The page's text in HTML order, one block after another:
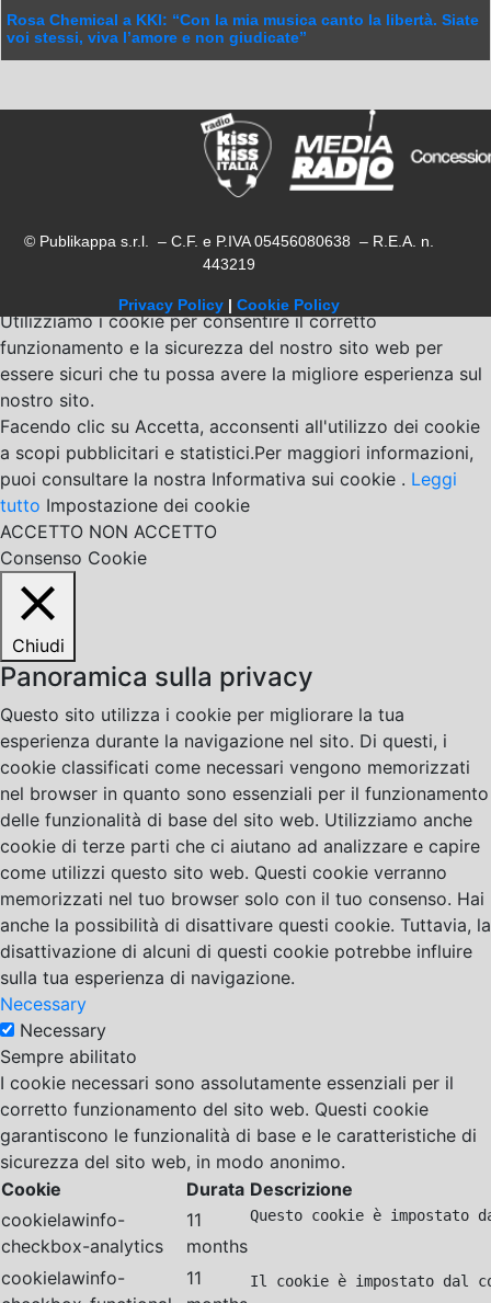
Rosa Chemical a KKI: “Con la mia musica canto la libertà. Siate
voi stessi, viva l’amore e non giudicate”
© Publikappa s.r.l. – C.F. e P.IVA 05456080638 – R.E.A. n.
443219
Privacy Policy | Cookie Policy
Utilizziamo i cookie per consentire il corretto
funzionamento e la sicurezza del nostro sito web per
essere sicuri che tu possa avere la migliore esperienza sul
nostro sito.
Facendo clic su Accetta, acconsenti all'utilizzo dei cookie
a scopi pubblicitari e statistici.Per maggiori informazioni,
puoi consultare la nostra Informativa sui cookie . Leggi
tutto Impostazione dei cookie
ACCETTO NON ACCETTO
Consenso Cookie
Chiudi
Panoramica sulla privacy
Questo sito utilizza i cookie per migliorare la tua
esperienza durante la navigazione nel sito. Di questi, i
cookie classificati come necessari vengono memorizzati
nel browser in quanto sono essenziali per il funzionamento
delle funzionalità di base del sito web. Utilizziamo anche
cookie di terze parti che ci aiutano ad analizzare e capire
come utilizzi questo sito web. Questi cookie verranno
memorizzati nel tuo browser solo con il tuo consenso. Hai
anche la possibilità di disattivare questi cookie. Tuttavia, la
disattivazione di alcuni di questi cookie potrebbe influire
sulla tua esperienza di navigazione.
Necessary
Necessary
Sempre abilitato
I cookie necessari sono assolutamente essenziali per il
corretto funzionamento del sito web. Questi cookie
garantiscono le funzionalità di base e le caratteristiche di
sicurezza del sito web, in modo anonimo.
Cookie
Durata Descrizione
cookielawinfo-
checkbox-analytics
11
months
Questo cookie è
cookielawinfo-
11
Il cookie è impostato dal